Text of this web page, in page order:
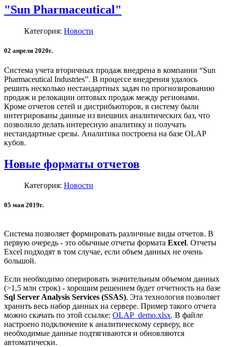
"Sun Pharmaceutical"
Категория: Новости
02 апреля 2020г.
Система учета вторичных продаж внедрена в компании “Sun
Pharmaceutical Industries”. В процессе внедрения удалось
решить несколько нестандартных задач по прогнозированию
продаж и релокации оптовых продаж между регионами.
Кроме отчетов сетей и дистрибьюторов, в систему были
интегрированы данные из внешних аналитических баз, что
позволило делать интересную аналитику и получать
нестандартные срезы. Аналитика построена на базе OLAP
кубов.
Новые форматы отчетов
Категория: Новости
05 мая 2019г.
Система позволяет формировать различные виды отчетов. В
первую очередь - это обычные отчеты формата Excel. Отчеты
Excel подходят в том случае, если объем данных не очень
большой.
Если необходимо оперировать значительным объемом данных
(>1,5 млн строк) - хорошим решением будет отчетность на базе
Sql Server Analysis Services (SSAS). Эта технология позволяет
хранить весь набор данных на сервере. Пример такого отчета
можно скачать по этой ссылке: OLAP_demo.xlsx. В файле
настроено подключение к аналитическому серверу, все
необходимые данные подтягиваются и обновляются
автоматически.